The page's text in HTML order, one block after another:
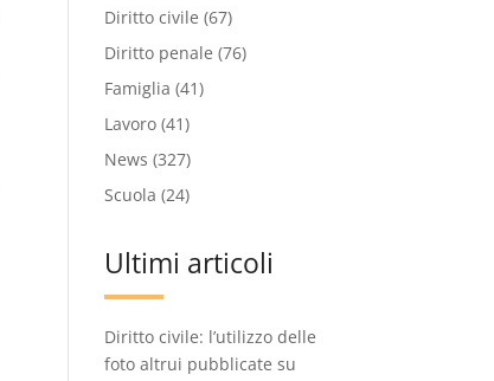
Diritto civile (67)
Diritto penale (76)
Famiglia (41)
Lavoro (41)
News (327)
Scuola (24)
Ultimi articoli
Diritto civile: l’utilizzo delle
foto altrui pubblicate su